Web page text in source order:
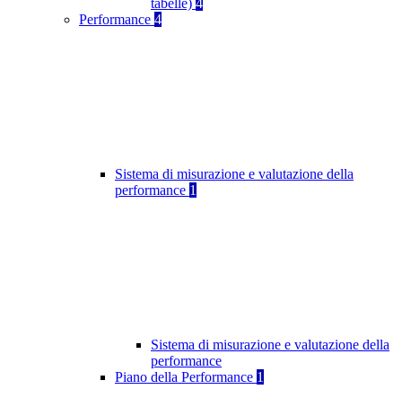
tabelle) 4
Performance 4
Sistema di misurazione e valutazione della
performance 1
Sistema di misurazione e valutazione della
performance
Piano della Performance 1